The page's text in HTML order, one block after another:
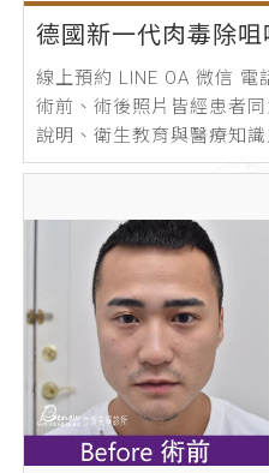
德國新一代肉毒除咀
線上預約 LINE OA 微信
術前、術後照片皆經患者
說明、衛生教育與醫療知